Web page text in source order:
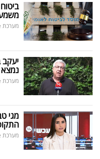
מערכת ice
נמצא
מערכת ice
מערכת ice